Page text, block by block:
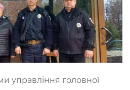
управління головної